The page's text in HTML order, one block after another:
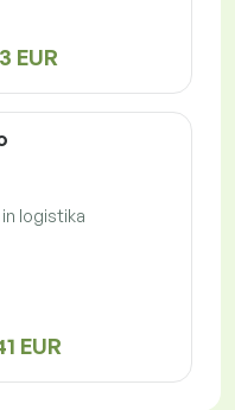
EUR
logistika
EUR